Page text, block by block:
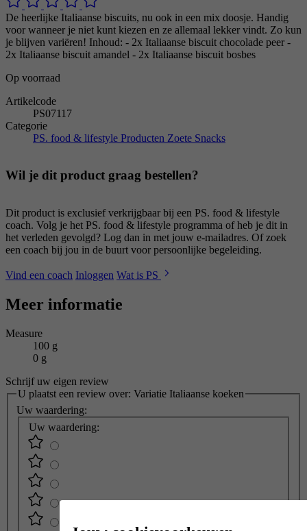
De heerlijke Italiaanse biscuits, nu ook in een mix doosje. Handig
voor wanneer je niet kunt kiezen en ze allemaal lekker vindt. Zo kun
je blijven variëren! Inhoud: - 2x Italiaanse biscuit chocolade peer -
2x Italiaanse biscuit amandel - 2x Italiaanse biscuit bosbes
Op voorraad
Artikelcode
PS07117
Categorie
PS. food & lifestyle Producten Zoete Snacks
Wil je dit product graag bestellen?
Dit product is exclusief verkrijgbaar bij een PS. food & lifestyle
coach. Volg je het PS. food & lifestyle programma of heb je dit in
het verleden gevolgd? Log dan in met jouw e-mailadres. Of zoek
een coach bij jou in de buurt voor persoonlijke begeleiding.
Vind een coach Inloggen Wat is PS
Meer informatie
Measure
100 g
0 g
Schrijf uw eigen review
U plaatst een review over: Variatie Italiaanse koeken
Uw waardering:
Uw waardering: